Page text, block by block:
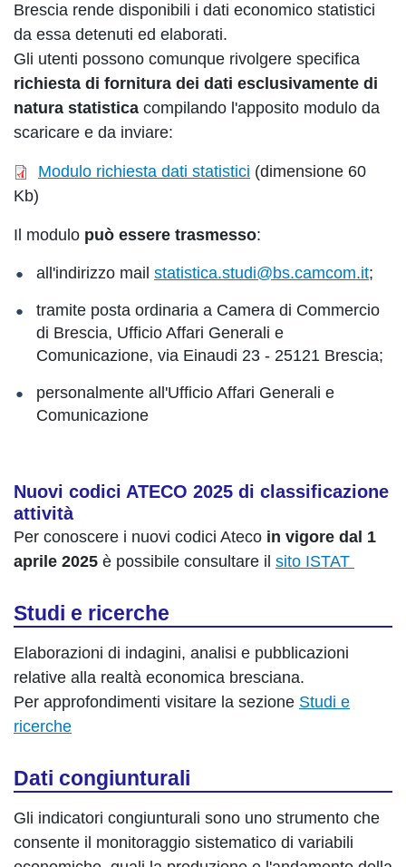
Brescia rende disponibili i dati economico statistici
da essa detenuti ed elaborati.
Gli utenti possono comunque rivolgere specifica
richiesta di fornitura dei dati esclusivamente di
natura statistica compilando l'apposito modulo da
scaricare e da inviare:
Modulo richiesta dati statistici (dimensione 60
Kb)
Il modulo può essere trasmesso:
all'indirizzo mail statistica.studi@bs.camcom.it;
tramite posta ordinaria a Camera di Commercio
di Brescia, Ufficio Affari Generali e
Comunicazione, via Einaudi 23 - 25121 Brescia;
personalmente all'Ufficio Affari Generali e
Comunicazione
Nuovi codici ATECO 2025 di classificazione
attività
Per conoscere i nuovi codici Ateco in vigore dal 1
aprile 2025 è possibile consultare il sito ISTAT
Studi e ricerche
Elaborazioni di indagini, analisi e pubblicazioni
relative alla realtà economica bresciana.
Per approfondimenti visitare la sezione Studi e
ricerche
Dati congiunturali
Gli indicatori congiunturali sono uno strumento che
consente il monitoraggio sistematico di variabili